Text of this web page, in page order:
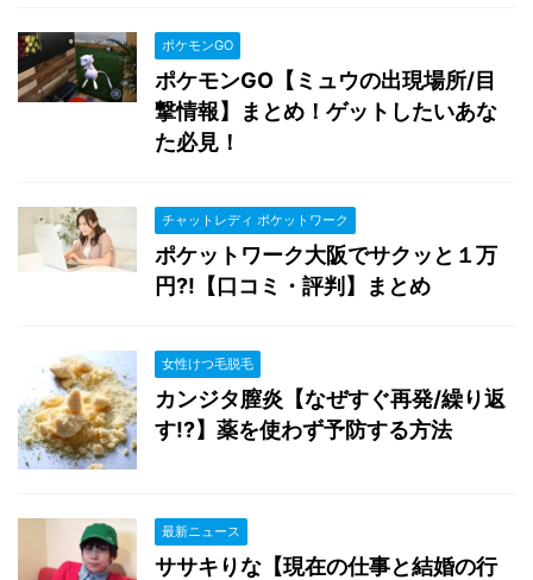
ポケモンGO
ポケモンGO【ミュウの出現場所/目
撃情報】まとめ！ゲットしたいあな
た必見！
チャットレディ ポケットワーク
ポケットワーク大阪でサクッと１万
円?!【口コミ・評判】まとめ
女性けつ毛脱毛
カンジタ膣炎【なぜすぐ再発/繰り返
す!?】薬を使わず予防する方法
最新ニュース
ササキりな【現在の仕事と結婚の行